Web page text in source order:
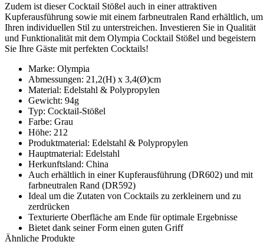
Zudem ist dieser Cocktail Stößel auch in einer attraktiven
Kupferausführung sowie mit einem farbneutralen Rand erhältlich, um
Ihren individuellen Stil zu unterstreichen. Investieren Sie in Qualität
und Funktionalität mit dem Olympia Cocktail Stößel und begeistern
Sie Ihre Gäste mit perfekten Cocktails!
Marke: Olympia
Abmessungen: 21,2(H) x 3,4(Ø)cm
Material: Edelstahl & Polypropylen
Gewicht: 94g
Typ: Cocktail-Stößel
Farbe: Grau
Höhe: 212
Produktmaterial: Edelstahl & Polypropylen
Hauptmaterial: Edelstahl
Herkunftsland: China
Auch erhältlich in einer Kupferausführung (DR602) und mit
farbneutralen Rand (DR592)
Ideal um die Zutaten von Cocktails zu zerkleinern und zu
zerdrücken
Texturierte Oberfläche am Ende für optimale Ergebnisse
Bietet dank seiner Form einen guten Griff
Ähnliche Produkte